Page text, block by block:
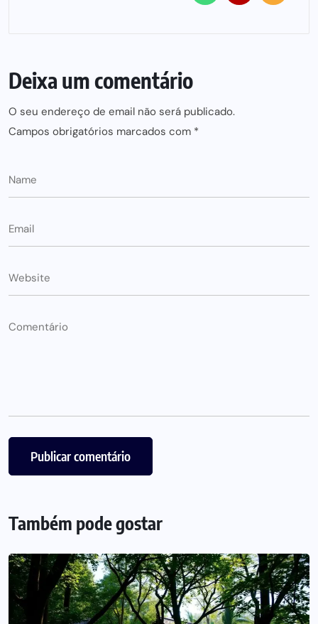
Deixa um comentário
O seu endereço de email não será publicado.
Campos obrigatórios marcados com *
Também pode gostar